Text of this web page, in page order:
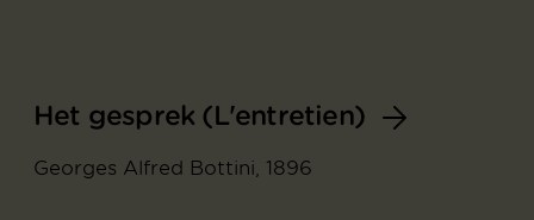
Het gesprek (L'entretien)
Georges Alfred Bottini, 1896